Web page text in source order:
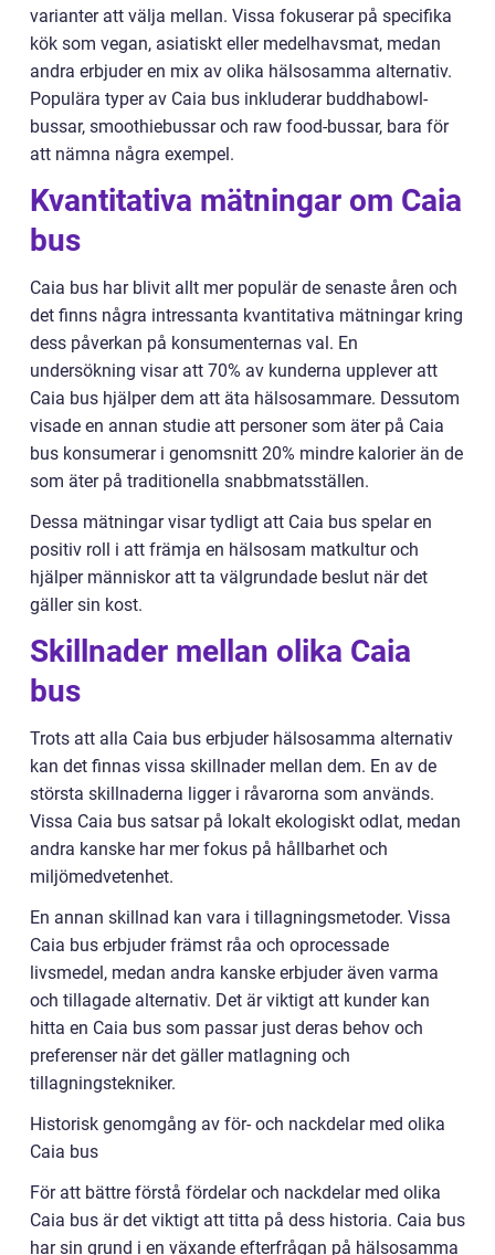
varianter att välja mellan. Vissa fokuserar på specifika
kök som vegan, asiatiskt eller medelhavsmat, medan
andra erbjuder en mix av olika hälsosamma alternativ.
Populära typer av Caia bus inkluderar buddhabowl-
bussar, smoothiebussar och raw food-bussar, bara för
att nämna några exempel.
Kvantitativa mätningar om Caia
bus
Caia bus har blivit allt mer populär de senaste åren och
det finns några intressanta kvantitativa mätningar kring
dess påverkan på konsumenternas val. En
undersökning visar att 70% av kunderna upplever att
Caia bus hjälper dem att äta hälsosammare. Dessutom
visade en annan studie att personer som äter på Caia
bus konsumerar i genomsnitt 20% mindre kalorier än de
som äter på traditionella snabbmatsställen.
Dessa mätningar visar tydligt att Caia bus spelar en
positiv roll i att främja en hälsosam matkultur och
hjälper människor att ta välgrundade beslut när det
gäller sin kost.
Skillnader mellan olika Caia
bus
Trots att alla Caia bus erbjuder hälsosamma alternativ
kan det finnas vissa skillnader mellan dem. En av de
största skillnaderna ligger i råvarorna som används.
Vissa Caia bus satsar på lokalt ekologiskt odlat, medan
andra kanske har mer fokus på hållbarhet och
miljömedvetenhet.
En annan skillnad kan vara i tillagningsmetoder. Vissa
Caia bus erbjuder främst råa och oprocessade
livsmedel, medan andra kanske erbjuder även varma
och tillagade alternativ. Det är viktigt att kunder kan
hitta en Caia bus som passar just deras behov och
preferenser när det gäller matlagning och
tillagningstekniker.
Historisk genomgång av för- och nackdelar med olika
Caia bus
För att bättre förstå fördelar och nackdelar med olika
Caia bus är det viktigt att titta på dess historia. Caia bus
har sin grund i en växande efterfrågan på hälsosamma